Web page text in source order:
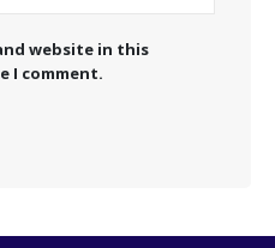
website in this
I comment.